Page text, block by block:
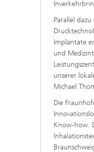
Parallel
Implantate
und
unserer
Michael
Die
Know-how.